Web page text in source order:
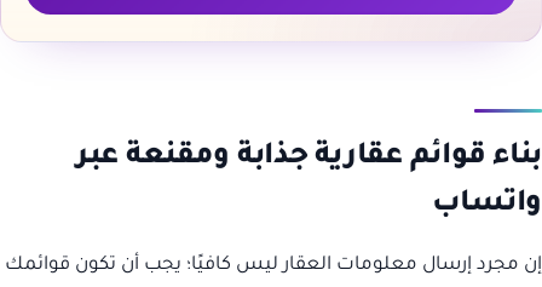
بناء قوائم عقارية جذابة ومقنعة عبر
واتساب
إن مجرد إرسال معلومات العقار ليس كافيًا؛ يجب أن تكون قوائمك